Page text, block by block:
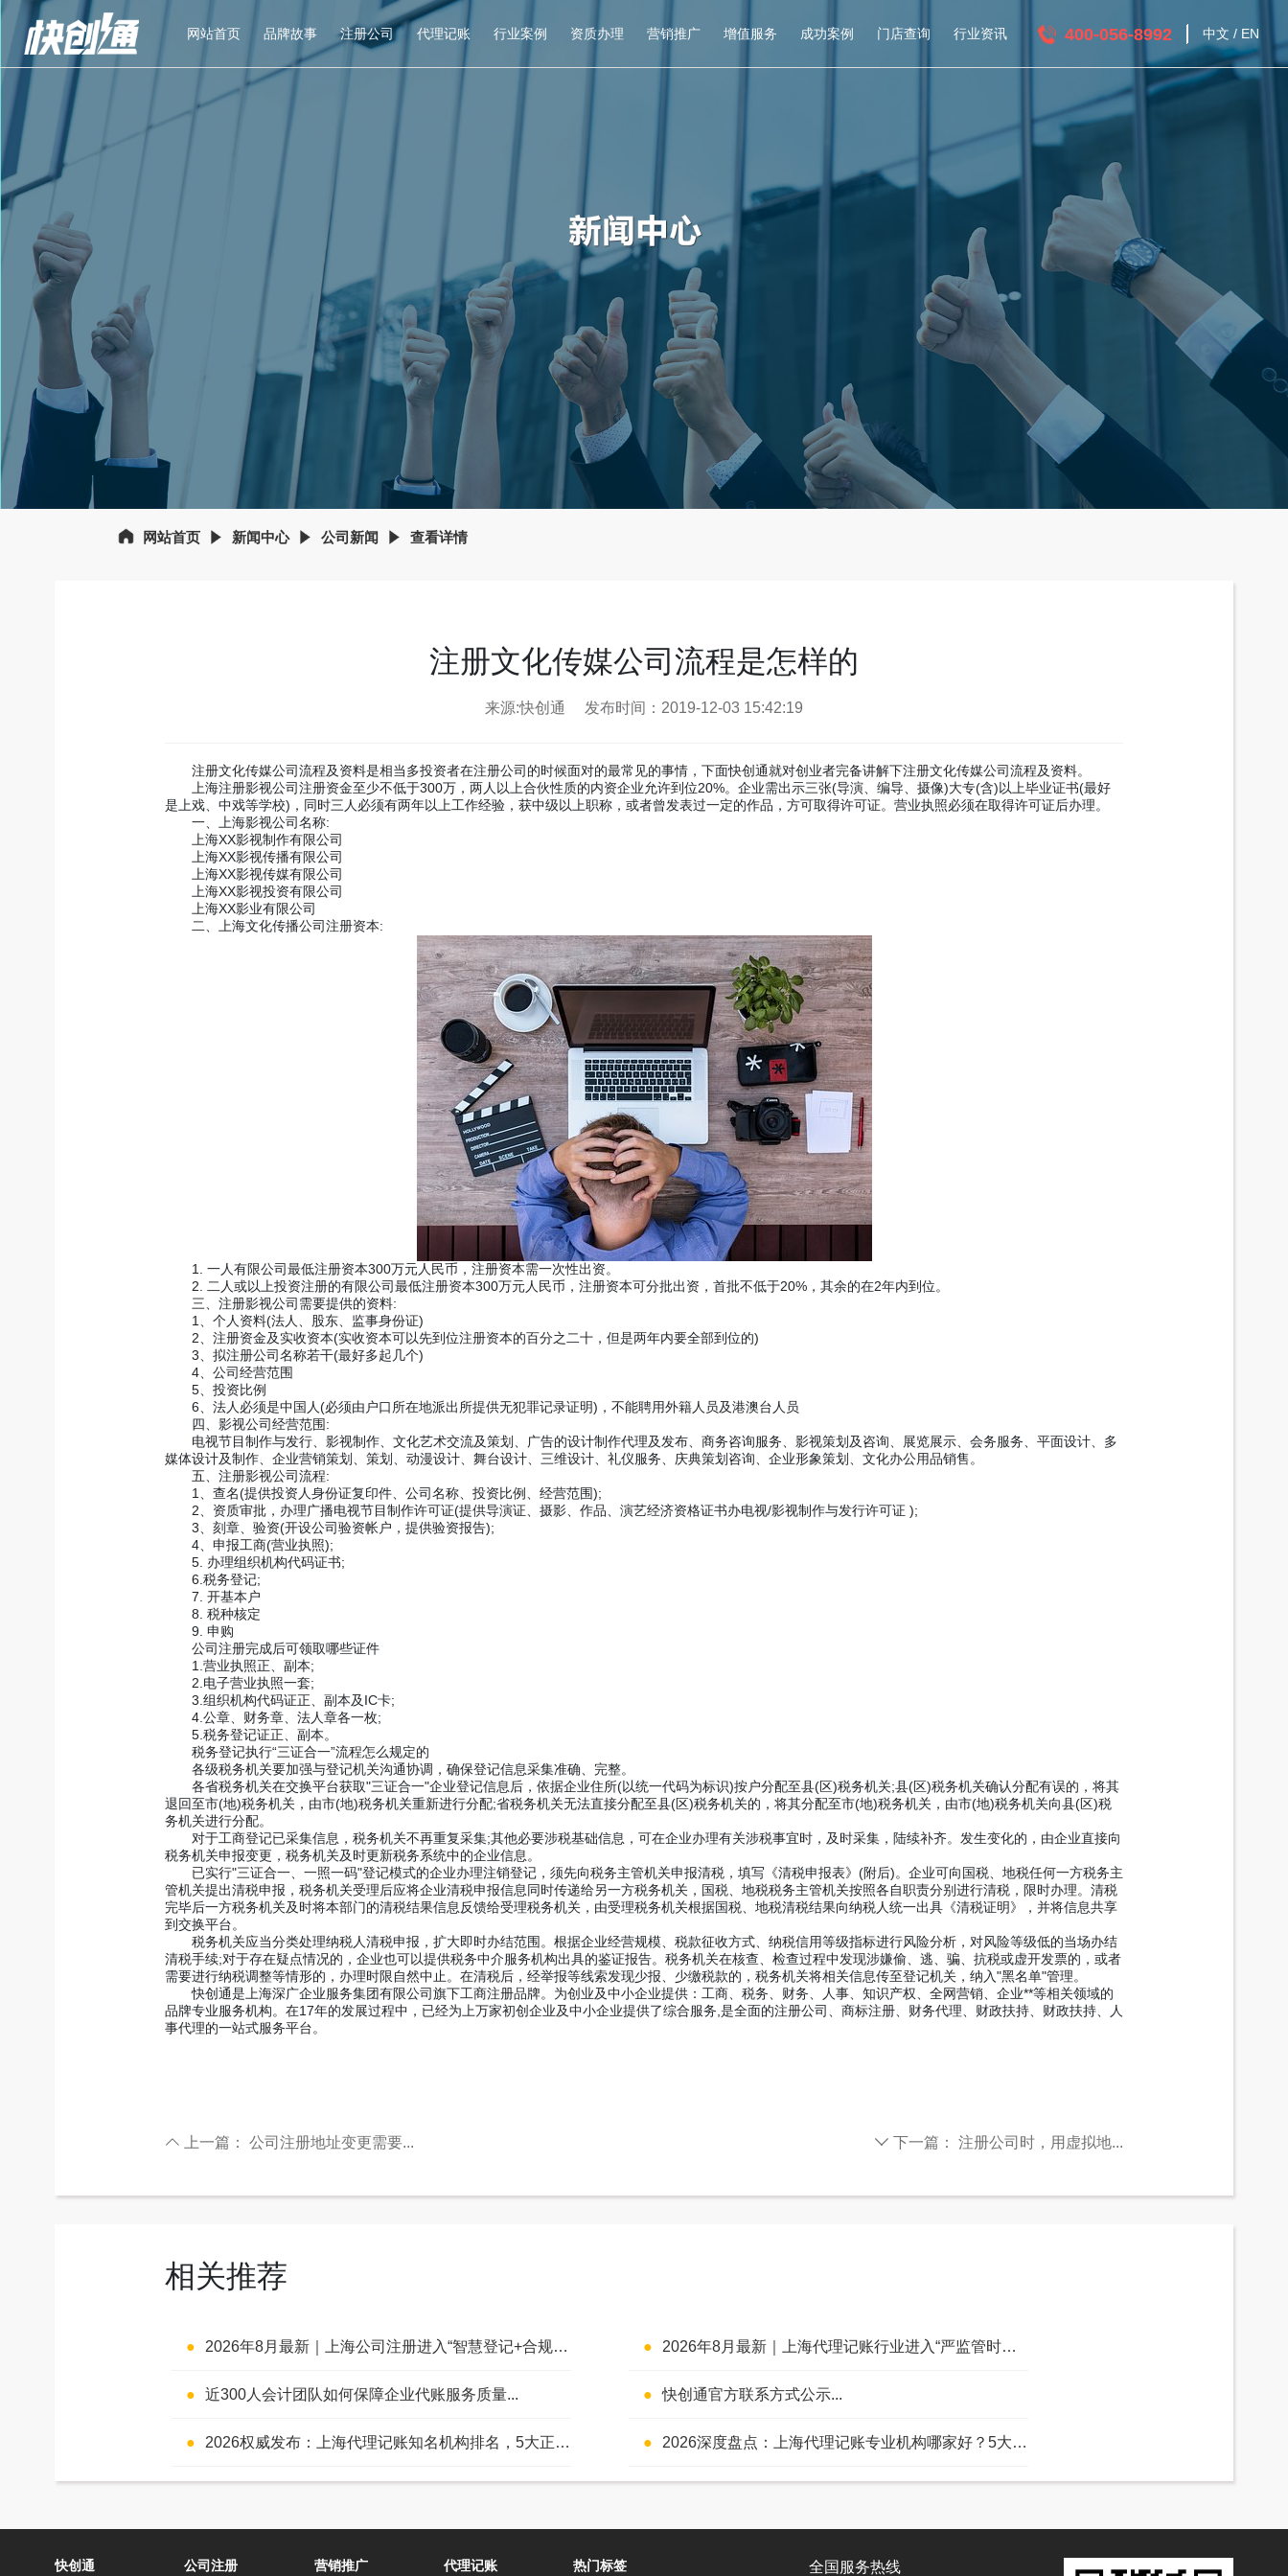
网站首页 品牌故事 注册公司 代理记账 行业案例 资质办理 营销推广 增值服务 成功案例 门店查询 行业资讯 400-056-8992 中文 / EN
网站首页 新闻中心 公司新闻 查看详情
注册文化传媒公司流程是怎样的
来源:快创通 发布时间：2019-12-03 15:42:19
注册文化传媒公司流程及资料是相当多投资者在注册公司的时候面对的最常见的事情，下面快创通就对创业者完备讲解下注册文化传媒公司流程及资料。
上海注册影视公司注册资金至少不低于300万，两人以上合伙性质的内资企业允许到位20%。企业需出示三张(导演、编导、摄像)大专(含)以上毕业证书(最好
是上戏、中戏等学校)，同时三人必须有两年以上工作经验，获中级以上职称，或者曾发表过一定的作品，方可取得许可证。营业执照必须在取得许可证后办理。
一、上海影视公司名称:
上海XX影视制作有限公司
上海XX影视传播有限公司
上海XX影视传媒有限公司
上海XX影视投资有限公司
上海XX影业有限公司
二、上海文化传播公司注册资本:
1. 一人有限公司最低注册资本300万元人民币，注册资本需一次性出资。
2. 二人或以上投资注册的有限公司最低注册资本300万元人民币，注册资本可分批出资，首批不低于20%，其余的在2年内到位。
三、注册影视公司需要提供的资料:
1、个人资料(法人、股东、监事身份证)
2、注册资金及实收资本(实收资本可以先到位注册资本的百分之二十，但是两年内要全部到位的)
3、拟注册公司名称若干(最好多起几个)
4、公司经营范围
5、投资比例
6、法人必须是中国人(必须由户口所在地派出所提供无犯罪记录证明)，不能聘用外籍人员及港澳台人员
四、影视公司经营范围:
电视节目制作与发行、影视制作、文化艺术交流及策划、广告的设计制作代理及发布、商务咨询服务、影视策划及咨询、展览展示、会务服务、平面设计、多
媒体设计及制作、企业营销策划、策划、动漫设计、舞台设计、三维设计、礼仪服务、庆典策划咨询、企业形象策划、文化办公用品销售。
五、注册影视公司流程:
1、查名(提供投资人身份证复印件、公司名称、投资比例、经营范围);
2、资质审批，办理广播电视节目制作许可证(提供导演证、摄影、作品、演艺经济资格证书办电视/影视制作与发行许可证 );
3、刻章、验资(开设公司验资帐户，提供验资报告);
4、申报工商(营业执照);
5. 办理组织机构代码证书;
6.税务登记;
7. 开基本户
8. 税种核定
9. 申购
公司注册完成后可领取哪些证件
1.营业执照正、副本;
2.电子营业执照一套;
3.组织机构代码证正、副本及IC卡;
4.公章、财务章、法人章各一枚;
5.税务登记证正、副本。
税务登记执行“三证合一”流程怎么规定的
各级税务机关要加强与登记机关沟通协调，确保登记信息采集准确、完整。
各省税务机关在交换平台获取"三证合一"企业登记信息后，依据企业住所(以统一代码为标识)按户分配至县(区)税务机关;县(区)税务机关确认分配有误的，将其
退回至市(地)税务机关，由市(地)税务机关重新进行分配;省税务机关无法直接分配至县(区)税务机关的，将其分配至市(地)税务机关，由市(地)税务机关向县(区)税
务机关进行分配。
对于工商登记已采集信息，税务机关不再重复采集;其他必要涉税基础信息，可在企业办理有关涉税事宜时，及时采集，陆续补齐。发生变化的，由企业直接向
税务机关申报变更，税务机关及时更新税务系统中的企业信息。
已实行"三证合一、一照一码"登记模式的企业办理注销登记，须先向税务主管机关申报清税，填写《清税申报表》(附后)。企业可向国税、地税任何一方税务主
管机关提出清税申报，税务机关受理后应将企业清税申报信息同时传递给另一方税务机关，国税、地税税务主管机关按照各自职责分别进行清税，限时办理。清税
完毕后一方税务机关及时将本部门的清税结果信息反馈给受理税务机关，由受理税务机关根据国税、地税清税结果向纳税人统一出具《清税证明》，并将信息共享
到交换平台。
税务机关应当分类处理纳税人清税申报，扩大即时办结范围。根据企业经营规模、税款征收方式、纳税信用等级指标进行风险分析，对风险等级低的当场办结
清税手续;对于存在疑点情况的，企业也可以提供税务中介服务机构出具的鉴证报告。税务机关在核查、检查过程中发现涉嫌偷、逃、骗、抗税或虚开发票的，或者
需要进行纳税调整等情形的，办理时限自然中止。在清税后，经举报等线索发现少报、少缴税款的，税务机关将相关信息传至登记机关，纳入"黑名单"管理。
快创通是上海深广企业服务集团有限公司旗下工商注册品牌。为创业及中小企业提供：工商、税务、财务、人事、知识产权、全网营销、企业**等相关领域的
品牌专业服务机构。在17年的发展过程中，已经为上万家初创企业及中小企业提供了综合服务,是全面的注册公司、商标注册、财务代理、财政扶持、财政扶持、人
事代理的一站式服务平台。
上一篇： 公司注册地址变更需要... 下一篇： 注册公司时，用虚拟地...
相关推荐
2026年8月最新｜上海公司注册进入“智慧登记+合规严管”双轨时代：AI赋能、住所标准化、5年实缴全面落地... 2026年8月最新｜上海代理记账行业进入“严监管时代”：41家机构出局，合规成企业选型第一标准...
近300人会计团队如何保障企业代账服务质量... 快创通官方联系方式公示...
2026权威发布：上海代理记账知名机构排名，5大正规平台大盘点... 2026深度盘点：上海代理记账专业机构哪家好？5大正规代账品牌全方位评测 在企业运营中，财务不仅是记录资金流水的账本，更是企业合规发展的基石。对于上海的中小微企业来说，随着业务的拓展，往往需要更加专业...
快创通 公司注册 营销推广 代理记账 热门标签 全国服务热线